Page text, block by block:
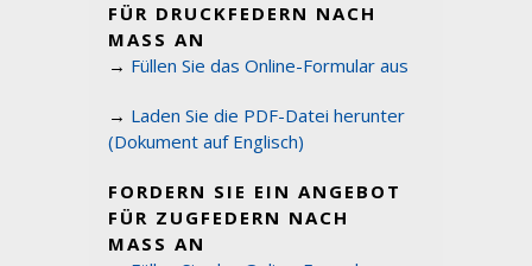
FÜR DRUCKFEDERN NACH
MASS AN
→ Füllen Sie das Online-Formular aus
→ Laden Sie die PDF-Datei herunter
(Dokument auf Englisch)
FORDERN SIE EIN ANGEBOT
FÜR ZUGFEDERN NACH
MASS AN